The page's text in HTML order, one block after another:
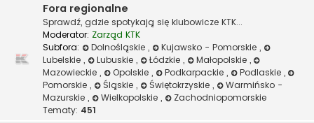
Fora regionalne
Sprawdź, gdzie spotykają się klubowicze KTK...
Moderator: Zarząd KTK
Subfora:
Dolnośląskie , Kujawsko - Pomorskie ,
Lubelskie , Lubuskie , Łódzkie , Małopolskie ,
Mazowieckie , Opolskie , Podkarpackie , Podlaskie ,
Pomorskie , Śląskie , Świętokrzyskie ,
Warmińsko -
Mazurskie , Wielkopolskie ,
Zachodniopomorskie
Tematy: 451